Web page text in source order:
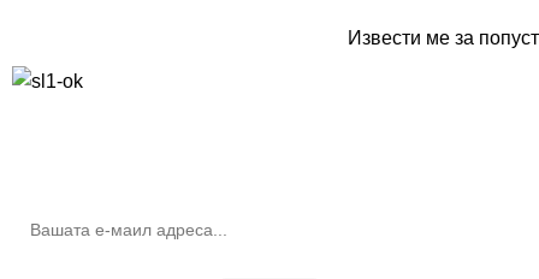
Извести ме за попуст